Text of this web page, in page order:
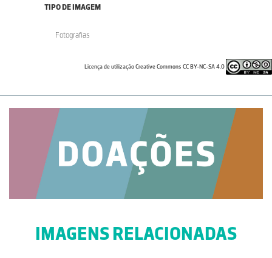
TIPO DE IMAGEM
Fotografias
Licença de utilização Creative Commons CC BY-NC-SA 4.0
IMAGENS RELACIONADAS